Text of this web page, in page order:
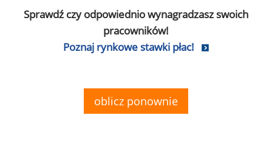
Sprawdź czy odpowiednio wynagradzasz swoich
pracowników!
Poznaj rynkowe stawki płac!
oblicz ponownie